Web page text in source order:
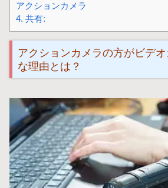
アクションカメラ
4. 共有:
アクションカメラの方がビデ
な理由とは？